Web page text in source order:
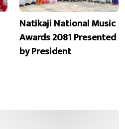
Natikaji National Music
Awards 2081 Presented
by President